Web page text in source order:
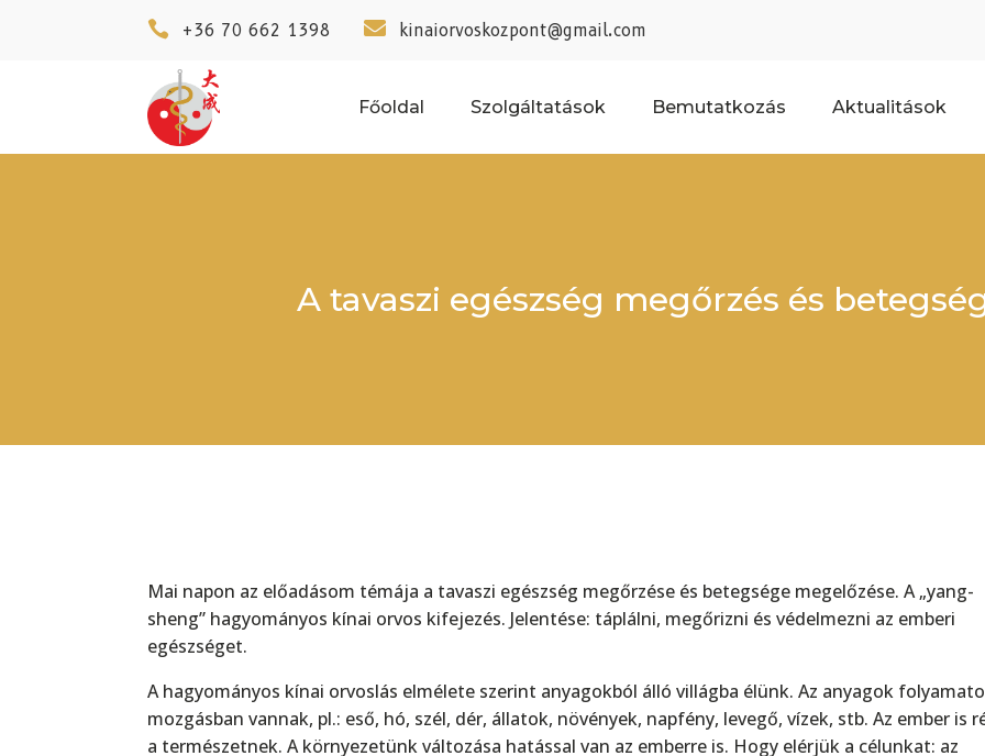
 +36 70 662 1398  kinaiorvoskozpont@gmail.com
Főoldal Szolgáltatások Bemutatkozás Aktualitások
A tavaszi egészség megőrzés és
Mai napon az előadásom témája a tavaszi egészség megőrzése és betegsége megelőzése. A „yang-
sheng” hagyományos kínai orvos kifejezés. Jelentése: táplálni, megőrizni és védelmezni az emberi
egészséget.
A hagyományos kínai orvoslás elmélete szerint anyagokból álló villágba élünk. Az anyagok
mozgásban vannak, pl.: eső, hó, szél, dér, állatok, növények, napfény, levegő, vízek, stb. Az ember is
a természetnek. A környezetünk változása hatással van az emberre is. Hogy elérjük a célunkat: az